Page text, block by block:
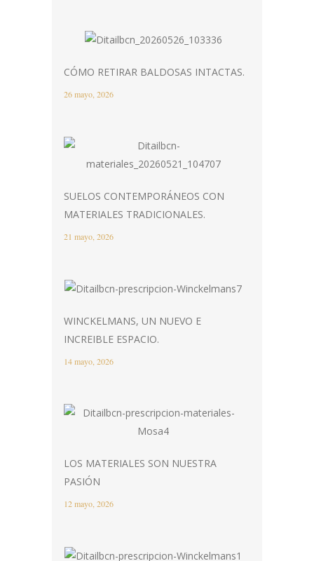
CÓMO RETIRAR BALDOSAS INTACTAS.
26 mayo, 2026
SUELOS CONTEMPORÁNEOS CON
MATERIALES TRADICIONALES.
21 mayo, 2026
WINCKELMANS, UN NUEVO E
INCREIBLE ESPACIO.
14 mayo, 2026
LOS MATERIALES SON NUESTRA
PASIÓN
12 mayo, 2026